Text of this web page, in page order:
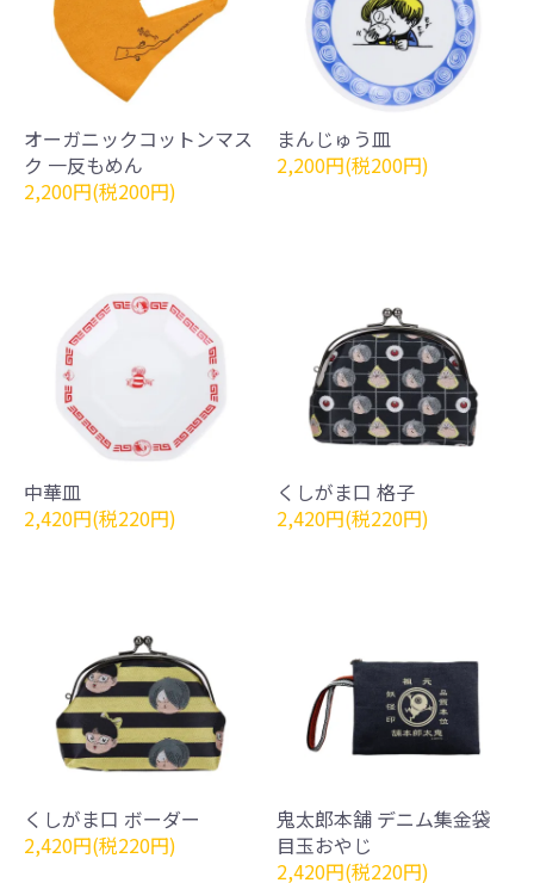
オーガニックコットンマス
ク 一反もめん
2,200円(税200円)
まんじゅう皿
2,200円(税200円)
中華皿
2,420円(税220円)
くしがま口 格子
2,420円(税220円)
くしがま口 ボーダー
2,420円(税220円)
鬼太郎本舗 デニム集金袋
目玉おやじ
2,420円(税220円)